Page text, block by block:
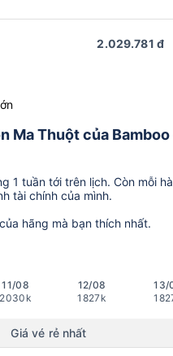
2.029.781 đ
Ma Thuột của
1 tuần tới trên lịch. Còn mỗi
tài chính của mình.
hãng mà bạn thích nhất.
11/08
2030k
12/08
1827k
13/
Giá vé rẻ nhất